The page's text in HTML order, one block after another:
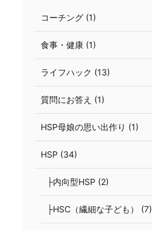
コーチング (1)
食事・健康 (1)
ライフハック (13)
質問にお答え (1)
HSP母娘の思い出作り (1)
HSP (34)
├内向型HSP (2)
├HSC（繊細な子ども） (7)